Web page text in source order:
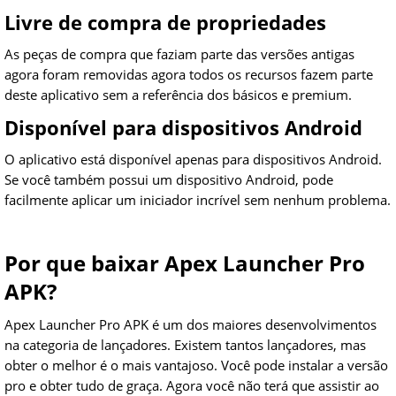
Livre de compra de propriedades
As peças de compra que faziam parte das versões antigas
agora foram removidas agora todos os recursos fazem parte
deste aplicativo sem a referência dos básicos e premium.
Disponível para dispositivos Android
O aplicativo está disponível apenas para dispositivos Android.
Se você também possui um dispositivo Android, pode
facilmente aplicar um iniciador incrível sem nenhum problema.
Por que baixar Apex Launcher Pro
APK?
Apex Launcher Pro APK é um dos maiores desenvolvimentos
na categoria de lançadores. Existem tantos lançadores, mas
obter o melhor é o mais vantajoso. Você pode instalar a versão
pro e obter tudo de graça. Agora você não terá que assistir ao